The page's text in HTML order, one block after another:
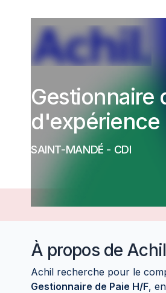
Gestionnaire
d'expérience
SAINT-MANDÉ - CDI
À propos de Achil
Achil recherche pour le
Gestionnaire de Paie H/F, en